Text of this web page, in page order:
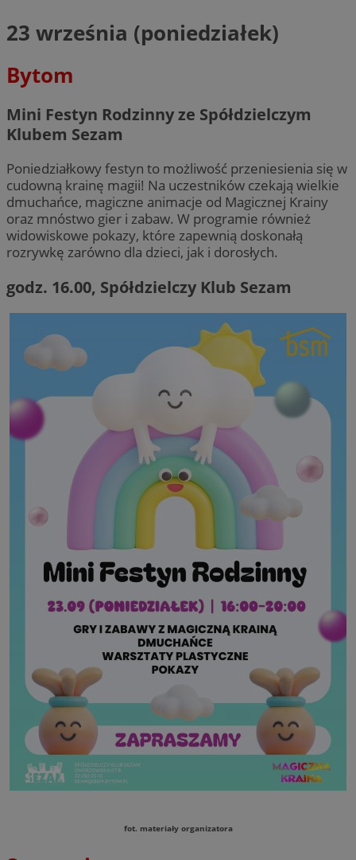
23 września (poniedziałek)
Bytom
Mini Festyn Rodzinny ze Spółdzielczym
Klubem Sezam
Poniedziałkowy festyn to możliwość przeniesienia się w
cudowną krainę magii! Na uczestników czekają wielkie
dmuchańce, magiczne animacje od Magicznej Krainy
oraz mnóstwo gier i zabaw. W programie również
widowiskowe pokazy, które zapewnią doskonałą
rozrywkę zarówno dla dzieci, jak i dorosłych.
godz. 16.00, Spółdzielczy Klub Sezam
fot. materiały organizatora